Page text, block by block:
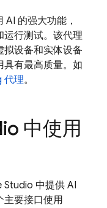
的强大功能，
运行测试。该代理
拟设备和实体设备
具有最高质量。如
代理。
中使用
Studio 中提供 AI
主要接口使用